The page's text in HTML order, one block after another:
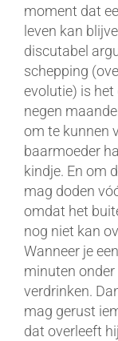
moment dat
leven kan
discutabel
schepping
evolutie) is
negen
om te kunnen
baarmoeder
kindje. En om
mag doden
omdat het
nog niet kan
Wanneer je
minuten
verdrinken.
mag gerust
dat overleeft